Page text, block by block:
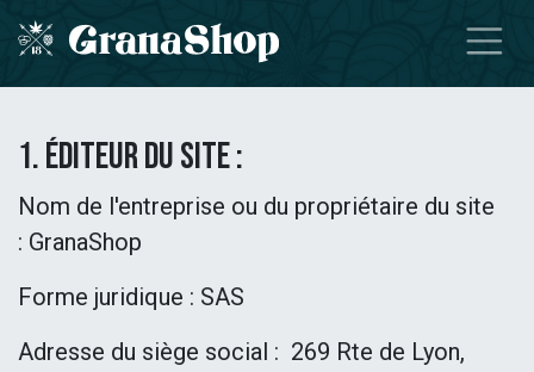
Zum Inhalt springen
1. Éditeur du site :
Nom de l'entreprise ou du propriétaire du site
: GranaShop
Forme juridique : SAS
Adresse du siège social : 269 Rte de Lyon,